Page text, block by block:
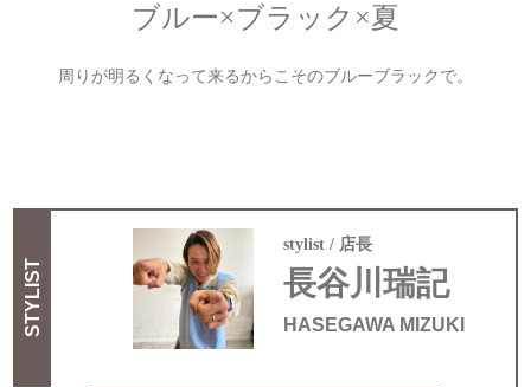
ブルー×ブラック×夏
周りが明るくなって来るからこそのブルーブラックで。
STYLIST
stylist 店長
長谷川瑞記
HASEGAWA MIZUKI